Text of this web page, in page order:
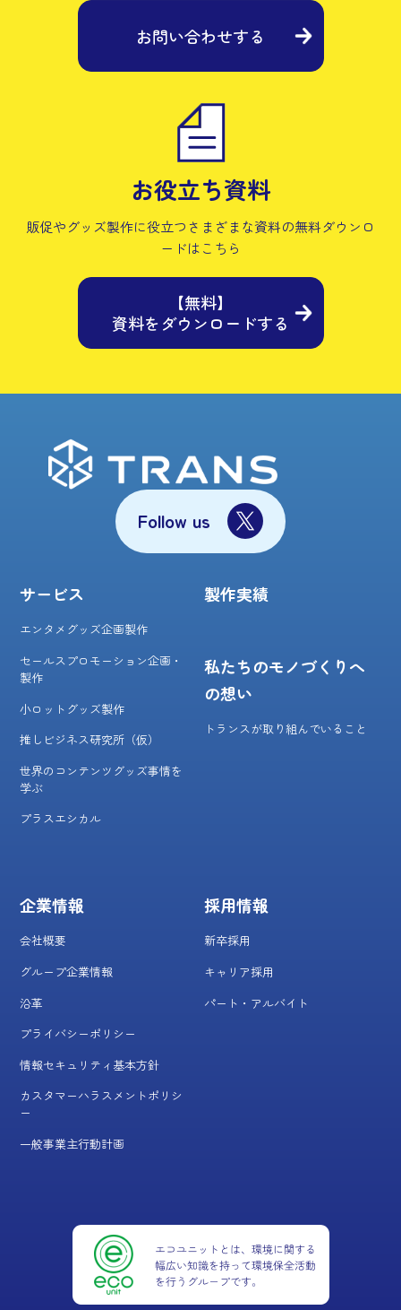
お問い合わせする
お役立ち資料
販促やグッズ製作に役立つさまざまな資料の無料ダウンロ
ードはこちら
【無料】
資料をダウンロードする
Follow us
サービス
エンタメグッズ企画製作
セールスプロモーション企画・
製作
小ロットグッズ製作
推しビジネス研究所（仮）
世界のコンテンツグッズ事情を
学ぶ
プラスエシカル
製作実績
私たちのモノづくりへ
の想い
トランスが取り組んでいること
企業情報
会社概要
グループ企業情報
沿革
プライバシーポリシー
情報セキュリティ基本方針
カスタマーハラスメントポリシ
ー
一般事業主行動計画
採用情報
新卒採用
キャリア採用
パート・アルバイト